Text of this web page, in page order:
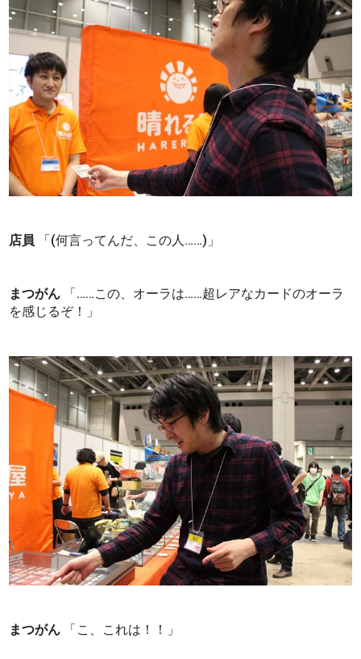
店員 「(何言ってんだ、この人……)」
まつがん 「……この、オーラは……超レアなカードのオーラ
を感じるぞ！」
まつがん 「こ、これは！！」